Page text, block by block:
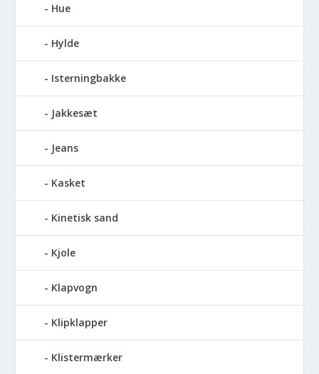
Hue
Hylde
Isterningbakke
Jakkesæt
Jeans
Kasket
Kinetisk sand
Kjole
Klapvogn
Klipklapper
Klistermærker